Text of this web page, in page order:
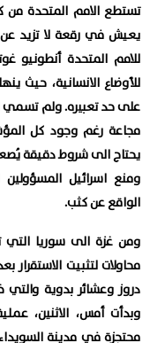
تستطع الامم المتحدة
للامم المتحدة أنطونيو
للأوضاع الانسانية، حيث
على حد تعبيره. ولم تسمي
مجاعة رغم وجود كل
يحتاج الى شروط دقيقة
ومنع اسرائيل
الواقع عن كثب.
ومن غزة الى سوريا
محاولات لتثبيت الاستقرار
دروز وعشائر بدوية
وبدأت أمس، الاثنين،
محتجزة في مدينة